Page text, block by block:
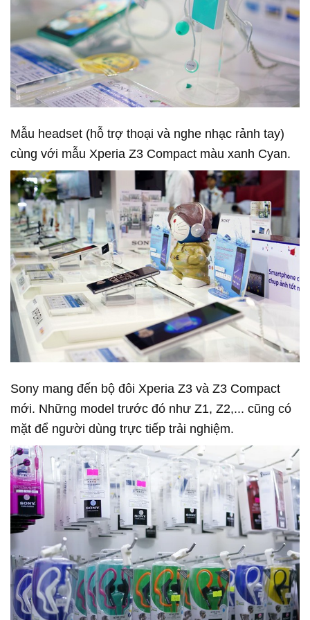
Mẫu headset (hỗ trợ thoại và nghe nhạc rảnh tay)
cùng với mẫu Xperia Z3 Compact màu xanh Cyan.
Sony mang đến bộ đôi Xperia Z3 và Z3 Compact
mới. Những model trước đó như Z1, Z2,... cũng có
mặt để người dùng trực tiếp trải nghiệm.